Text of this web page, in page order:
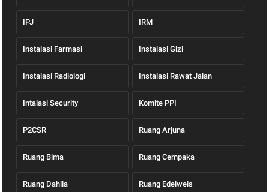
IPJ IRM
Instalasi Farmasi Instalasi Gizi
Instalasi Radiologi Instalasi Rawat Jalan
Intalasi Security Komite PPI
P2CSR Ruang Arjuna
Ruang Bima Ruang Cempaka
Ruang Dahlia Ruang Edelweis